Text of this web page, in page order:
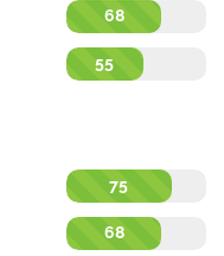
68
55
75
68